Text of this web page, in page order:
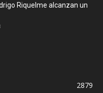
Riquelme alcanzan un
2879